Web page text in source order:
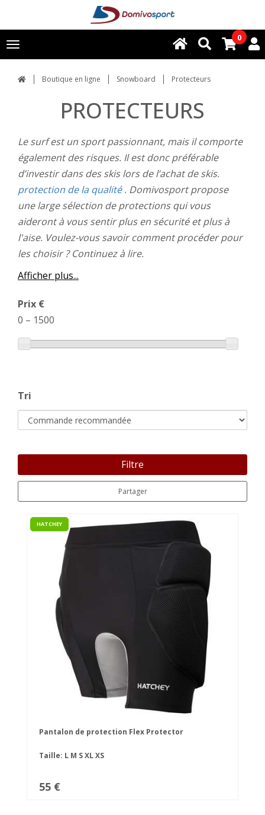
Toggle
navigation
0
Boutique en ligne Snowboard Protecteurs
PROTECTEURS
Le surf est un sport passionnant, mais il comporte
également des risques. Il est donc préférable
d’investir dans des skis lors de l’achat de skis.
protection de la qualité . Domivosport propose
une large sélection de protections qui vous
aideront à vous sentir plus en sécurité et plus à
l'aise. Voulez-vous savoir comment procéder pour
les choisir ? Continuez à lire.
Afficher plus...
Prix €
0 – 1500
Tri
Filtre
Partager
HATCHEY
Pantalon de protection Flex Protector
Taille: L M SXLXS
55 €